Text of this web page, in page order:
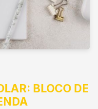
BLOCO DE